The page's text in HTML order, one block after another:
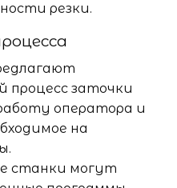
резки.
заточки
оператора и
на
станки могут